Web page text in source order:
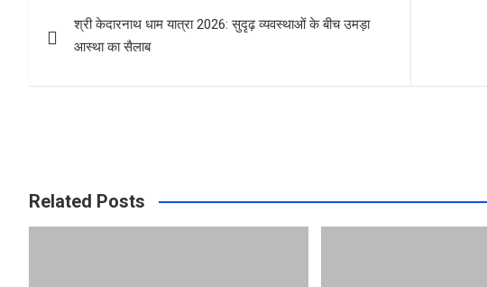
o
o
k
A
p
p
navigation
श्री केदारनाथ धाम यात्रा 2026: सुदृढ़ व्यवस्थाओं के बीच उमड़ा
आस्था का सैलाब
Related Posts